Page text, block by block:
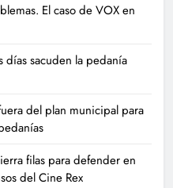
El caso de VOX en
días sacuden la pedanía
del plan municipal para
filas para defender en
del Cine Rex